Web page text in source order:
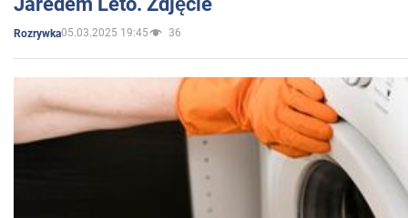
Rozrywka05.03.2025 19:45 36